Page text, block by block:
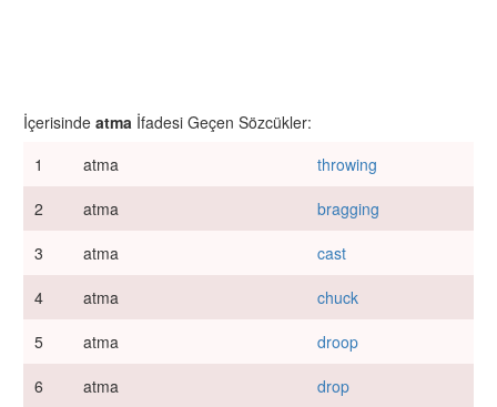
İçerisinde atma İfadesi Geçen Sözcükler:
1
atma
throwing
2
atma
bragging
3
atma
cast
4
atma
chuck
5
atma
droop
6
atma
drop